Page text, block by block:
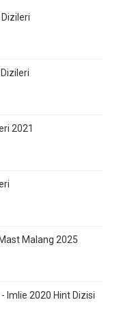
2021
Malang 2025
Imlie 2020 Hint Dizisi